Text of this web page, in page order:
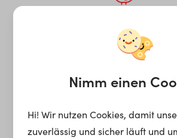
¡Ay, caramba!
gefunden.
Ups, die gewünschte Seite kann nicht
Nimm einen
Hi! Wir nutzen Cookies, damit
zuverlässig und sicher läuft und